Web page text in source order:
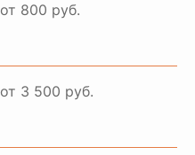
от 800 руб.
от 3 500 руб.